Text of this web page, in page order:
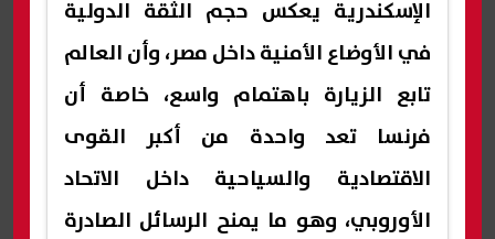
الإسكندرية يعكس حجم الثقة الدولية
في الأوضاع الأمنية داخل مصر، وأن العالم
تابع الزيارة باهتمام واسع، خاصة أن
فرنسا تعد واحدة من أكبر القوى
الاقتصادية والسياحية داخل الاتحاد
الأوروبي، وهو ما يمنح الرسائل الصادرة